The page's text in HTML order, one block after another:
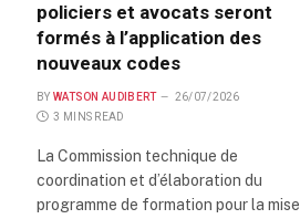
policiers et avocats seront
formés à l’application des
nouveaux codes
BY WATSON AUDIBERT
26/07/2026
3 MINS READ
La Commission technique de
coordination et d’élaboration du
programme de formation pour la mise